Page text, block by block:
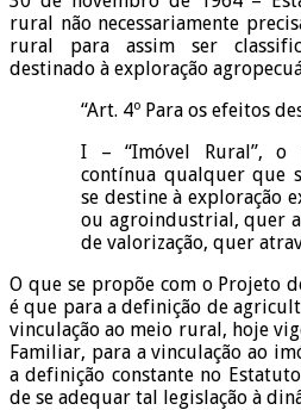
rural não necessariamente
rural para assim ser
destinado à exploração
“Art. 4º Para os efeitos
I – “Imóvel Rural”, o
contínua qualquer que
se destine à exploração
ou agroindustrial, quer
de valorização, quer
O que se propõe com o Projeto
é que para a definição de
vinculação ao meio rural, hoje
Familiar, para a vinculação ao
a definição constante no
de se adequar tal legislação à